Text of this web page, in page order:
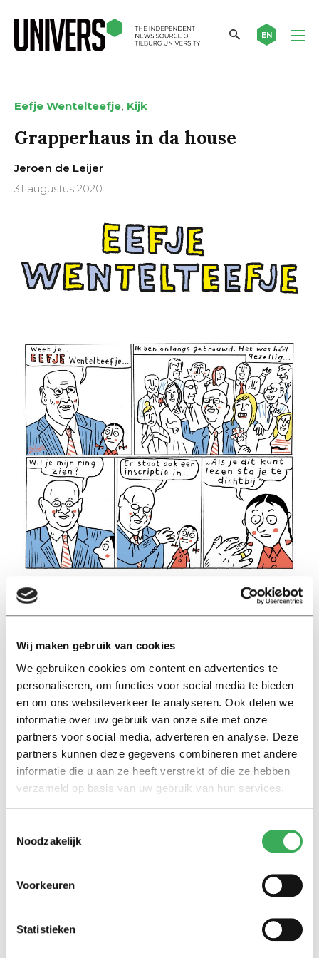
Wij maken gebruik van cookies
We gebruiken cookies om content en advertenties te
personaliseren, om functies voor social media te bieden
en om ons websiteverkeer te analyseren. Ook delen we
informatie over uw gebruik van onze site met onze
partners voor social media, adverteren en analyse. Deze
partners kunnen deze gegevens combineren met andere
informatie die u aan ze heeft verstrekt of die ze hebben
verzameld op basis van uw gebruik van hun services.
Noodzakelijk
Voorkeuren
Statistieken
EN
Eefje Wentelteefje, Kijk
Grapperhaus in da house
Jeroen de Leijer
31 augustus 2020
Lees ook
Interview
Marion Koopmans over online
bedreigingen en desinformatie:
‘Wetenschappers, kom die
ivoren toren uit’
Hunger Game: ‘Ik schrok, we
kregen er een paar miljoen